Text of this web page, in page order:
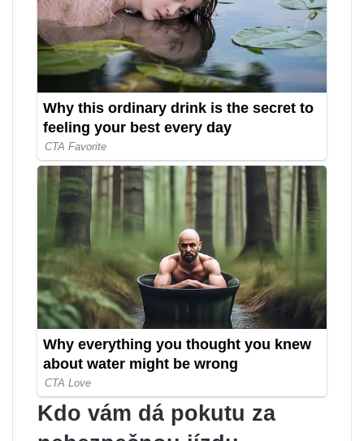
Kdo vám dá pokutu za